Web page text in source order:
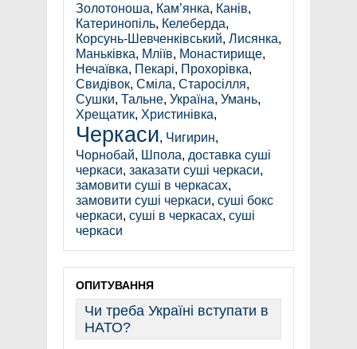
Золотоноша, Кам’янка, Канів,
Катеринопіль, Келеберда,
Корсунь-Шевченківський, Лисянка,
Маньківка, Мліїв, Монастирище,
Нечаївка, Пекарі, Прохорівка,
Свидівок, Сміла, Старосілля,
Сушки, Тальне, Україна, Умань,
Хрещатик, Христинівка,
Черкаси, Чигирин,
Чорнобай, Шпола, доставка суші
черкаси, заказати суші черкаси,
замовити суші в черкасах,
замовити суші черкаси, суші бокс
черкаси, суші в черкасах, суші
черкаси
ОПИТУВАННЯ
Чи треба Україні вступати в
НАТО?